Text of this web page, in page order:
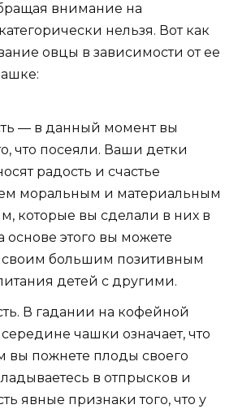
внимание на
нельзя. Вот как
овцы в зависимости от ее
— в данный момент вы
что посеяли. Ваши детки
радость и счастье
моральным и материальным
которые вы сделали в них в
этого вы можете
своим большим позитивным
детей с другими.
В гадании на кофейной
чашки означает, что
вы пожнете плоды своего
в отпрысков и
явные признаки того, что у